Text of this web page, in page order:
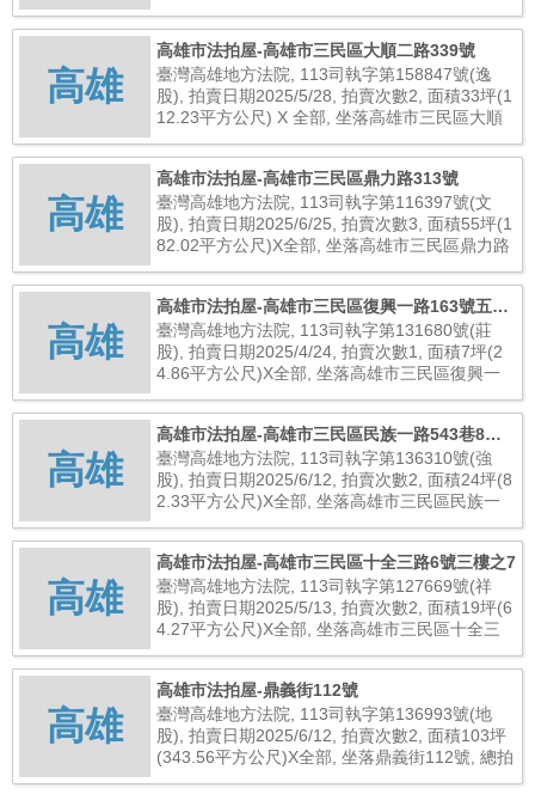
高雄
高雄市法拍屋-高雄市三民區大順二路339號
臺灣高雄地方法院, 113司執字第158847號(逸
股), 拍賣日期2025/5/28, 拍賣次數2, 面積33坪(1
12.23平方公尺) X 全部, 坐落高雄市三民區大順
高雄
高雄市法拍屋-高雄市三民區鼎力路313號
臺灣高雄地方法院, 113司執字第116397號(文
股), 拍賣日期2025/6/25, 拍賣次數3, 面積55坪(1
82.02平方公尺)X全部, 坐落高雄市三民區鼎力路
高雄
高雄市法拍屋-高雄市三民區復興一路163號五樓
之15
臺灣高雄地方法院, 113司執字第131680號(莊
股), 拍賣日期2025/4/24, 拍賣次數1, 面積7坪(2
4.86平方公尺)X全部, 坐落高雄市三民區復興一
高雄
高雄市法拍屋-高雄市三民區民族一路543巷8號4
樓之5
臺灣高雄地方法院, 113司執字第136310號(強
股), 拍賣日期2025/6/12, 拍賣次數2, 面積24坪(8
2.33平方公尺)X全部, 坐落高雄市三民區民族一
高雄
高雄市法拍屋-高雄市三民區十全三路6號三樓之7
臺灣高雄地方法院, 113司執字第127669號(祥
股), 拍賣日期2025/5/13, 拍賣次數2, 面積19坪(6
4.27平方公尺)X全部, 坐落高雄市三民區十全三
高雄
高雄市法拍屋-鼎義街112號
臺灣高雄地方法院, 113司執字第136993號(地
股), 拍賣日期2025/6/12, 拍賣次數2, 面積103坪
(343.56平方公尺)X全部, 坐落鼎義街112號, 總拍